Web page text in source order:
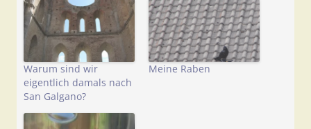
Warum sind wir
eigentlich damals nach
San Galgano?
Meine Raben